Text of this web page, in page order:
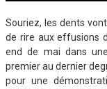
Souriez, les dents
de rire aux effusions
end de mai dans
premier au dernier
pour une